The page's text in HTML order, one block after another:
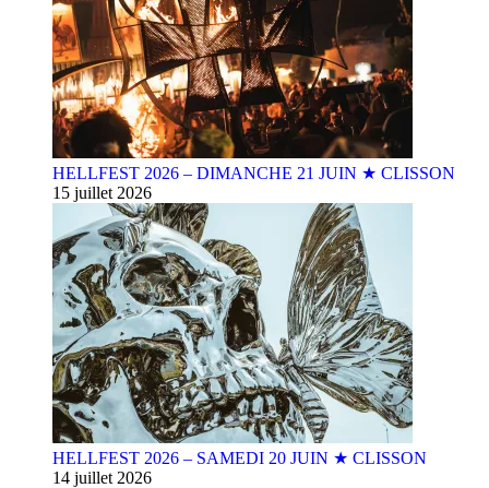
HELLFEST 2026 – DIMANCHE 21 JUIN ★ CLISSON
15 juillet 2026
HELLFEST 2026 – SAMEDI 20 JUIN ★ CLISSON
14 juillet 2026